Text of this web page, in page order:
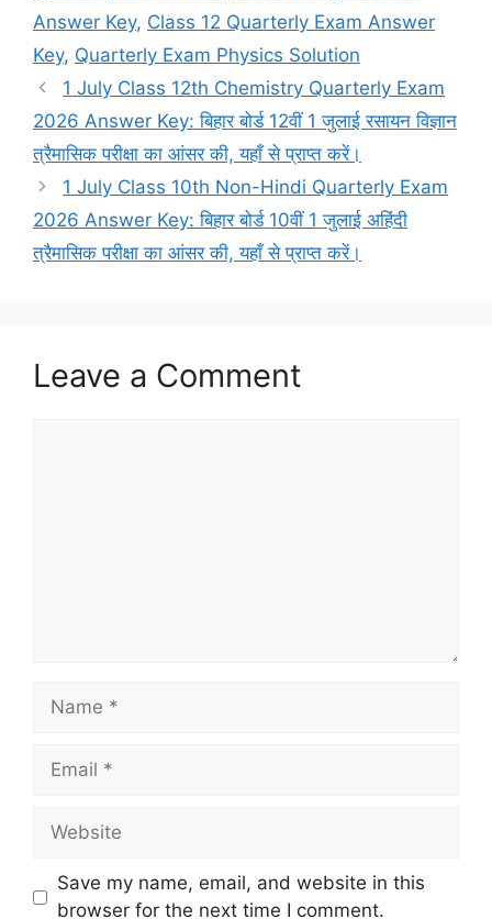
Answer Key, Class 12 Quarterly Exam Answer
Key, Quarterly Exam Physics Solution
1 July Class 12th Chemistry Quarterly Exam
2026 Answer Key: बिहार बोर्ड 12वीं 1 जुलाई रसायन विज्ञान
त्रैमासिक परीक्षा का आंसर की, यहाँ से प्राप्त करें।
1 July Class 10th Non-Hindi Quarterly Exam
2026 Answer Key: बिहार बोर्ड 10वीं 1 जुलाई अहिंदी
त्रैमासिक परीक्षा का आंसर की, यहाँ से प्राप्त करें।
Leave a Comment
Name
Email
Website
Save my name, email, and website in this
browser for the next time I comment.